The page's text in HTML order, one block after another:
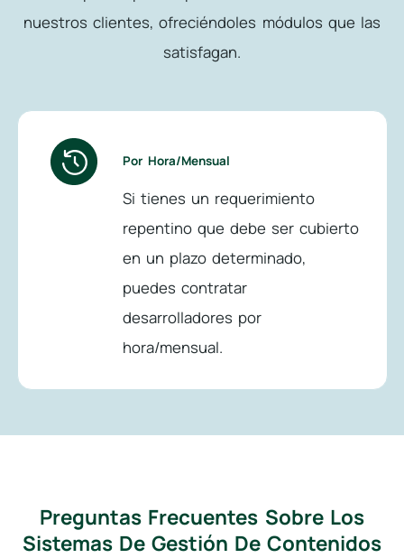
nuestros clientes, ofreciéndoles módulos que las
satisfagan.
Por Hora/Mensual
Si tienes un requerimiento
repentino que debe ser cubierto
en un plazo determinado,
puedes contratar
desarrolladores por
hora/mensual.
Preguntas Frecuentes Sobre Los
Sistemas De Gestión De Contenidos